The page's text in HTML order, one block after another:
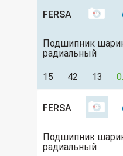
FERSA
Подшипник
радиальный
15 42 13
FERSA
Подшипник
радиальный